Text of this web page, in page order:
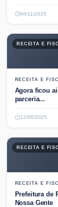
06/11/2025
RECEITA E
RECEITA E
Agora ficou
parceria...
12/06/2025
RECEITA E
RECEITA E
Prefeitura de
Nossa Gente